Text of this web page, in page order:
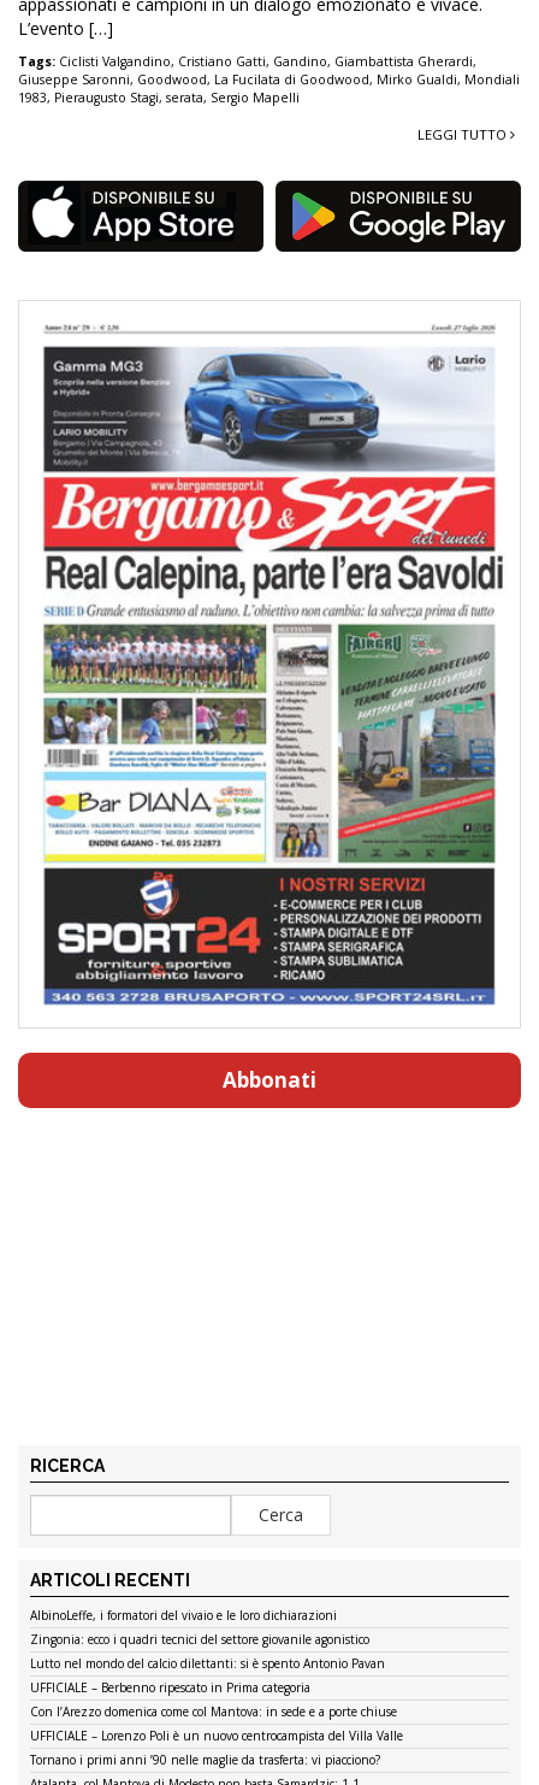
L’evento […]
Tags: Ciclisti Valgandino, Cristiano Gatti, Gandino, Giambattista Gherardi,
Giuseppe Saronni, Goodwood, La Fucilata di Goodwood, Mirko Gualdi, Mondiali
1983, Pieraugusto Stagi, serata, Sergio Mapelli
LEGGI TUTTO
Abbonati
RICERCA
ARTICOLI RECENTI
AlbinoLeffe, i formatori del vivaio e le loro dichiarazioni
Zingonia: ecco i quadri tecnici del settore giovanile agonistico
Lutto nel mondo del calcio dilettanti: si è spento Antonio Pavan
UFFICIALE – Berbenno ripescato in Prima categoria
Con l’Arezzo domenica come col Mantova: in sede e a porte chiuse
UFFICIALE – Lorenzo Poli è un nuovo centrocampista del Villa Valle
Tornano i primi anni ’90 nelle maglie da trasferta: vi piacciono?